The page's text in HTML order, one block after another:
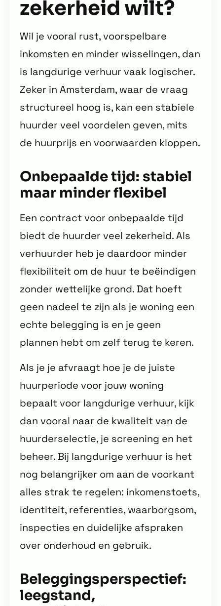
zekerheid wilt?
Wil je vooral rust, voorspelbare
inkomsten en minder wisselingen, dan
is langdurige verhuur vaak logischer.
Zeker in Amsterdam, waar de vraag
structureel hoog is, kan een stabiele
huurder veel voordelen geven, mits
de huurprijs en voorwaarden kloppen.
Onbepaalde tijd: stabiel
maar minder flexibel
Een contract voor onbepaalde tijd
biedt de huurder veel zekerheid. Als
verhuurder heb je daardoor minder
flexibiliteit om de huur te beëindigen
zonder wettelijke grond. Dat hoeft
geen nadeel te zijn als je woning een
echte belegging is en je geen
plannen hebt om zelf terug te keren.
Als je je afvraagt hoe je de juiste
huurperiode voor jouw woning
bepaalt voor langdurige verhuur, kijk
dan vooral naar de kwaliteit van de
huurderselectie, je screening en het
beheer. Bij langdurige verhuur is het
nog belangrijker om aan de voorkant
alles strak te regelen: inkomenstoets,
identiteit, referenties, waarborgsom,
inspecties en duidelijke afspraken
over onderhoud en gebruik.
Beleggingsperspectief:
leegstand,